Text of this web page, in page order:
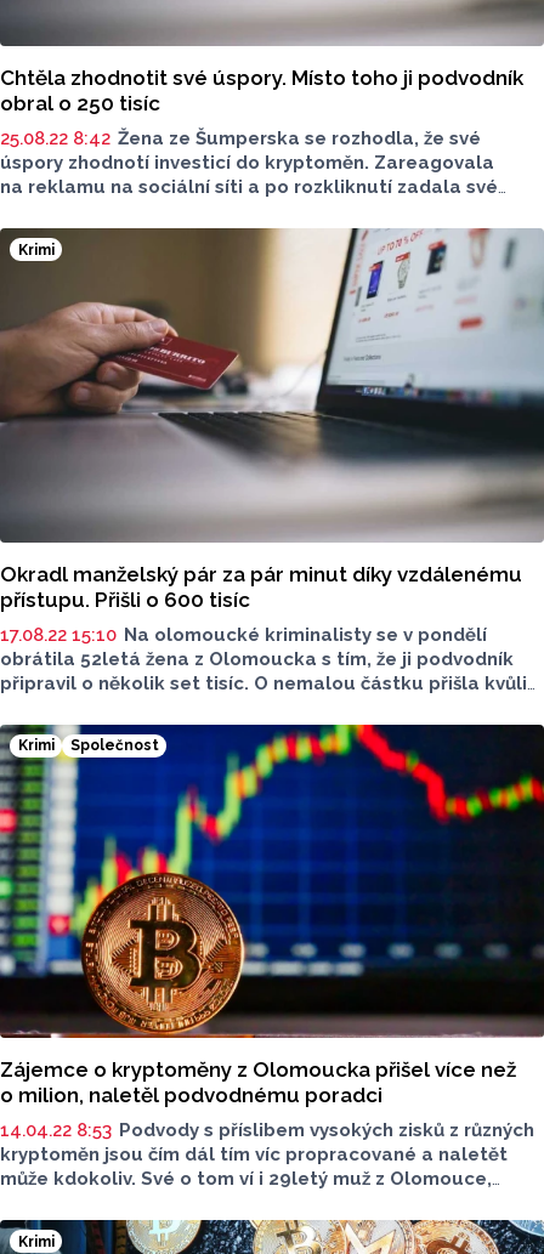
Chtěla zhodnotit své úspory. Místo toho ji podvodník
obral o 250 tisíc
25.08.22 8:42 Žena ze Šumperska se rozhodla, že své
úspory zhodnotí investicí do kryptoměn. Zareagovala
na reklamu na sociální síti a po rozkliknutí zadala své
Krimi
Okradl manželský pár za pár minut díky vzdálenému
přístupu. Přišli o 600 tisíc
17.08.22 15:10 Na olomoucké kriminalisty se v pondělí
obrátila 52letá žena z Olomoucka s tím, že ji podvodník
připravil o několik set tisíc. O nemalou částku přišla kvůli
Krimi Společnost
Zájemce o kryptoměny z Olomoucka přišel více než
o milion, naletěl podvodnému poradci
14.04.22 8:53 Podvody s příslibem vysokých zisků z různých
kryptoměn jsou čím dál tím víc propracované a naletět
může kdokoliv. Své o tom ví i 29letý muž z Olomouce,
Krimi